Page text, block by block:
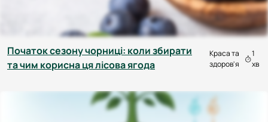
Початок сезону чорниці: коли збирати
та чим корисна ця лісова ягода
Краса та
здоров'я
1
хв